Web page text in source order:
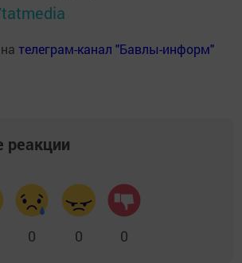
телеграм-канал "Бавлы-информ"
реакции
0 0 0